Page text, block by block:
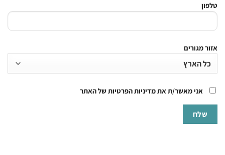
טלפון
אזור מגורים
אני מאשר/ת את מדיניות הפרטיות של האתר